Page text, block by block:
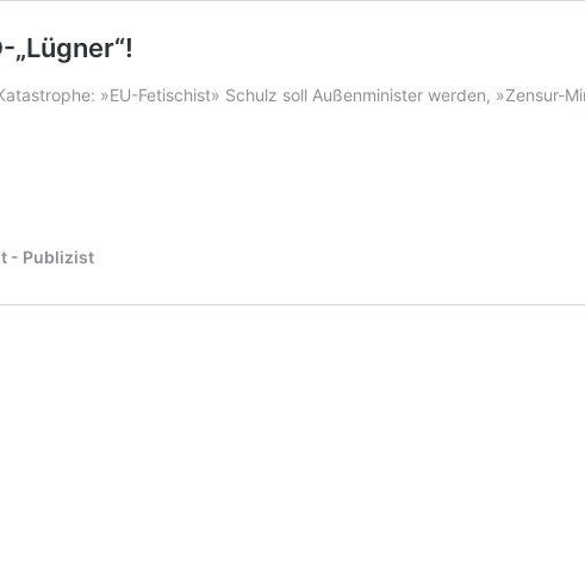
»EU-Fetischist» Schulz soll Außenminister werden, »Zensur-
- Publizist